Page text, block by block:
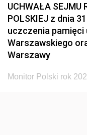
UCHWAŁA SEJMU
POLSKIEJ z dnia
uczczenia
Warszawskiego
Warszawy
Monitor Polski rok